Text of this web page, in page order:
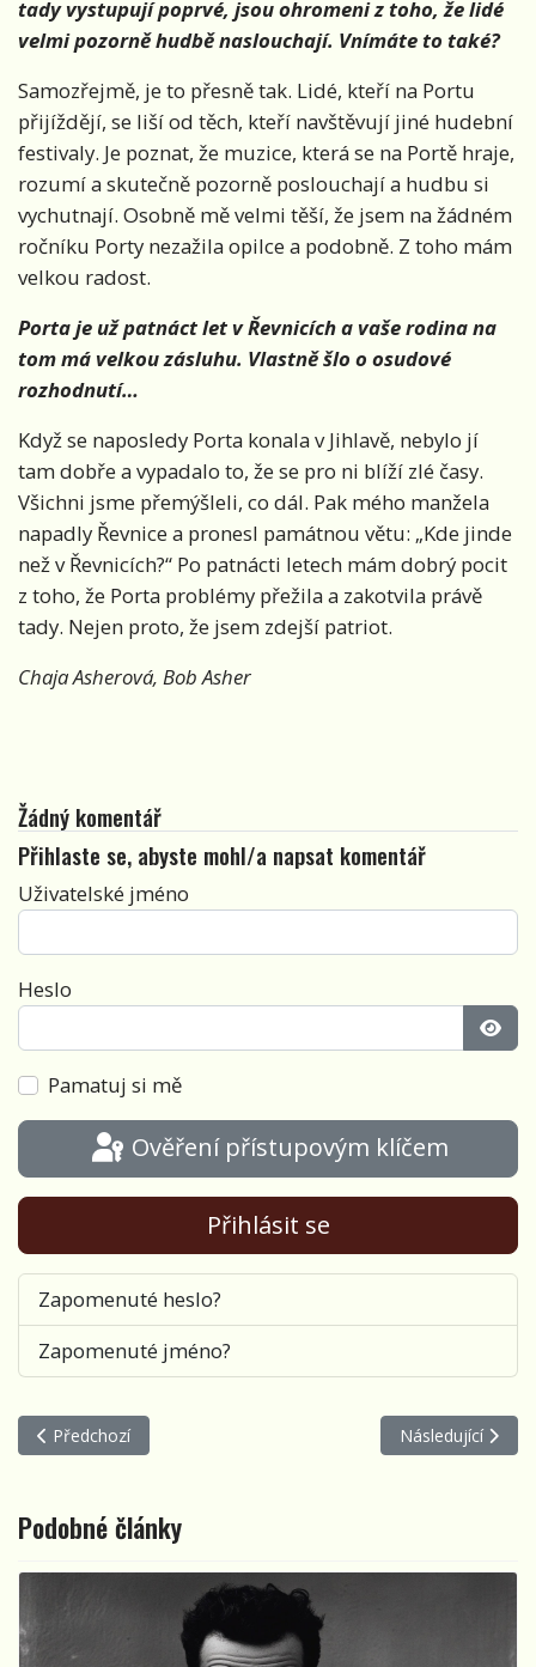
tady vystupují poprvé, jsou ohromeni z toho, že lidé
velmi pozorně hudbě naslouchají. Vnímáte to také?
Samozřejmě, je to přesně tak. Lidé, kteří na Portu
přijíždějí, se liší od těch, kteří navštěvují jiné hudební
festivaly. Je poznat, že muzice, která se na Portě hraje,
rozumí a skutečně pozorně poslouchají a hudbu si
vychutnají. Osobně mě velmi těší, že jsem na žádném
ročníku Porty nezažila opilce a podobně. Z toho mám
velkou radost.
Porta je už patnáct let v Řevnicích a vaše rodina na
tom má velkou zásluhu. Vlastně šlo o osudové
rozhodnutí…
Když se naposledy Porta konala v Jihlavě, nebylo jí
tam dobře a vypadalo to, že se pro ni blíží zlé časy.
Všichni jsme přemýšleli, co dál. Pak mého manžela
napadly Řevnice a pronesl památnou větu: „Kde jinde
než v Řevnicích?“ Po patnácti letech mám dobrý pocit
z toho, že Porta problémy přežila a zakotvila právě
tady. Nejen proto, že jsem zdejší patriot.
Chaja Asherová, Bob Asher
Žádný komentář
Přihlaste se, abyste mohl/a napsat komentář
Uživatelské jméno
Heslo
Pamatuj si mě
Ověření přístupovým klíčem
Přihlásit se
Zapomenuté heslo?
Zapomenuté jméno?
Předchozí článek: Hranice možností
Předchozí Další článek:
Následující
Podobné články